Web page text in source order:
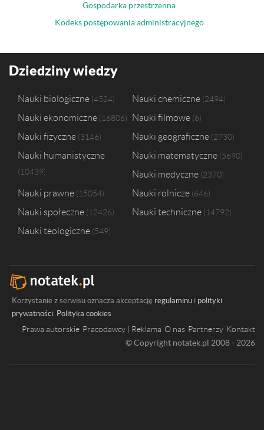
Gospodarka przestrzenna
Kodeks postępowania administracyjnego
Dziedziny wiedzy
Nauki biologiczne 4524 Nauki chemiczne 2494
Nauki ekonomiczne 16806 Nauki filmowe 6
Nauki fizyczne 3146 Nauki geograficzne 2730
Nauki humanistyczne
10439
Nauki matematyczne 5690
Nauki medyczne 2370
Nauki prawne 15054 Nauki rolnicze 646
Nauki społeczne 12426 Nauki techniczne 14792
Nauki teologiczne 549
Korzystanie z serwisu oznacza akceptację regulaminu i polityki
prywatności. Polityka cookies
Prawa autorskie Pracodawcy | Reklama O nas Partnerzy Kontakt
© Copyright notatek.pl 2008 - 2026